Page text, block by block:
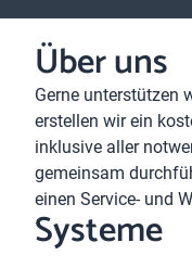
Über uns
Gerne unterstützen
erstellen wir ein
inklusive aller
gemeinsam
einen Service- und
Systeme